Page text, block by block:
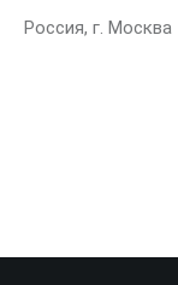
Россия, г. Москва